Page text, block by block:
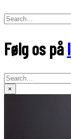
Følg os på
×